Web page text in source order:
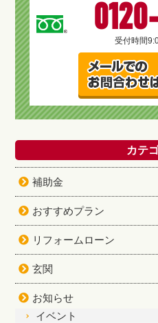
受付時間
カテ
補助金
おすすめプラン
リフォームローン
玄関
お知らせ
イベント